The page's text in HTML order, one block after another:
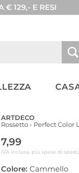
€ 129,- E RESI
ARTDECO
Rossetto - Perfect Color
7,99
IVA inclusa, più spese di
Colore: Cammello